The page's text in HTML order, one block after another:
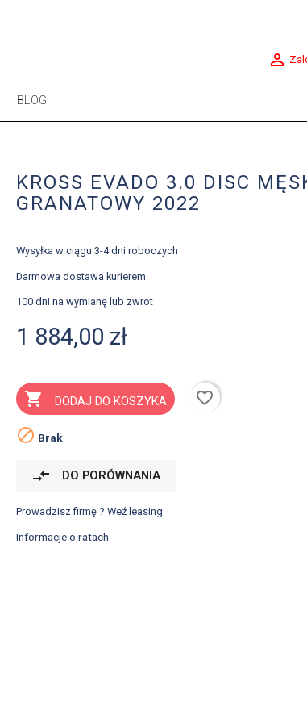

BLOG
KROSS EVADO 3.0 DISC
GRANATOWY 2022
Wysyłka w ciągu 3-4 dni roboczych
Darmowa dostawa kurierem
100 dni na wymianę lub zwrot
1 884,00 zł
 DODAJ DO KOSZYKA
favorite_border
 Brak
compare_arrows DO PORÓWNANIA
Prowadzisz firmę ? Weź leasing
Informacje o ratach